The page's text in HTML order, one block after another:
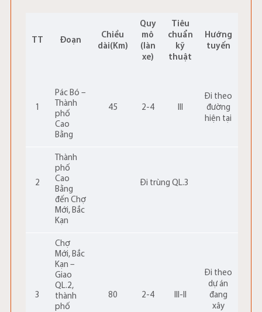
Đoạn
Chiều
dài(Km)
Quy
mô
(làn
xe)
Tiêu
chuẩn
kỹ
thuật
Hướng
tuyến
1
Pác Bó –
Thành
phố
Cao
Bằng
45 2-4
Đi theo
đường
hiện tại
2
Thành
phố
Cao
Bằng
đến Chợ
Mới, Bắc
Kạn
Đi trùng QL.3
3
Chợ
Mới, Bắc
Kạn –
Giao
QL.2,
thành
phố
80 2-4 III-II
Đi theo
dự án
đang
xây